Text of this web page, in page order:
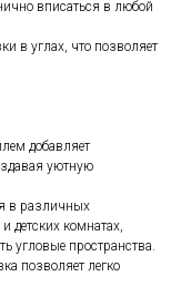
вписаться в любой
в углах, что позволяет
добавляет
уютную
в различных
детских комнатах,
угловые пространства.
позволяет легко